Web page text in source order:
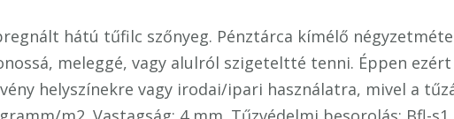
hátú tűfilc szőnyeg. Pénztárca kímélő
meleggé, vagy alulról szigeteltté tenni. Éppen
helyszínekre vagy irodai/ipari használatra, mivel a